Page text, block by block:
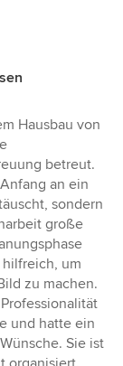
Hausbau von
betreut.
an ein
sondern
große
um
zu machen.
und hatte ein
Sie ist